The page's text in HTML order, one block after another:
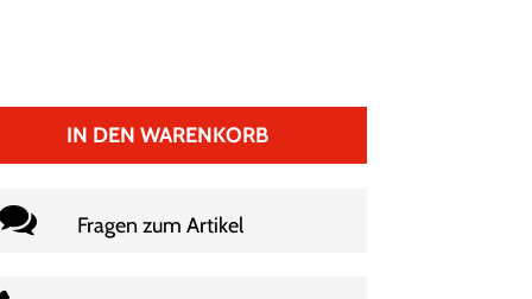
IN DEN WARENKORB
Fragen zum Artikel